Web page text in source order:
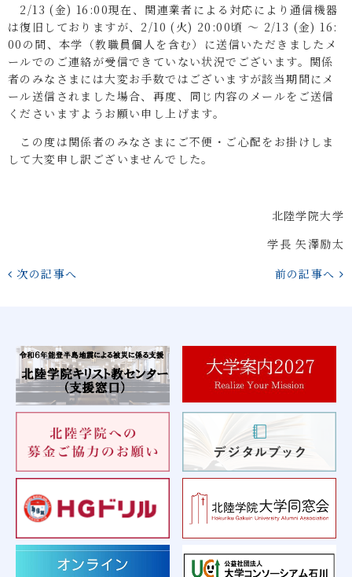
2/13 (金) 16:00現在、関連業者による対応により通信機器
は復旧しておりますが、2/10 (火) 20:00頃 ～ 2/13 (金) 16:
00の間、本学（教職員個人を含む）に送信いただきましたメ
ールでのご連絡が受信できていない状況でございます。関係
者のみなさまには大変お手数ではございますが該当期間にメ
ール送信されました場合、再度、同じ内容のメールをご送信
くださいますようお願い申し上げます。
この度は関係者のみなさまにご不便・ご心配をお掛けしま
して大変申し訳ございませんでした。
北陸学院大学
学長 矢澤励太
次の記事へ
前の記事へ